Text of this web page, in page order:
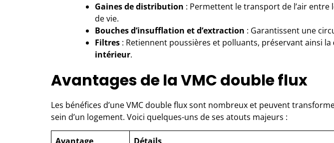
Gaines de distribution : Permettent le transport de l’air entre
de vie.
Bouches d’insufflation et d’extraction : Garantissent une
Filtres : Retiennent poussières et polluants, préservant ainsi la
intérieur.
Avantages de la VMC double flux
Les bénéfices d’une VMC double flux sont nombreux et peuvent
sein d’un logement. Voici quelques-uns de ses atouts majeurs :